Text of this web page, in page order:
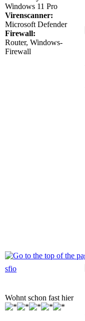
Windows 11 Pro
Virenscanner:
Microsoft Defender
Firewall:
Router, Windows-
Firewall
sfio
Wohnt schon fast hier